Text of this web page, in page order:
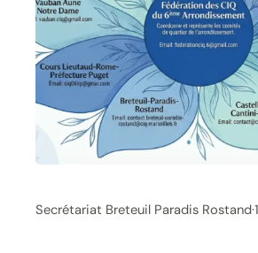
Secrétariat Breteuil Paradis Rostand·